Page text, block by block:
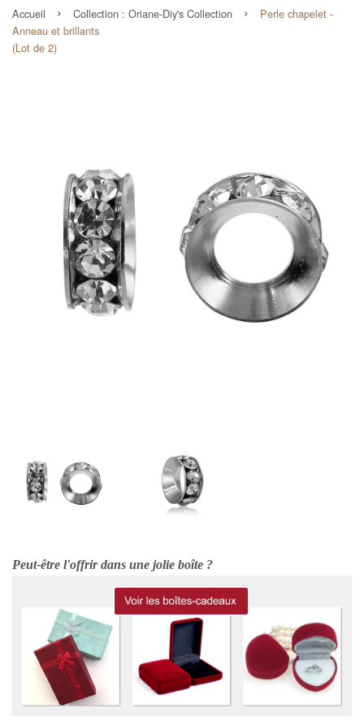
Accueil › Collection : Oriane-Diy's Collection ›
Perle chapelet -
Anneau et brillants
(Lot de 2)
Peut-être l'offrir dans une jolie boîte ?